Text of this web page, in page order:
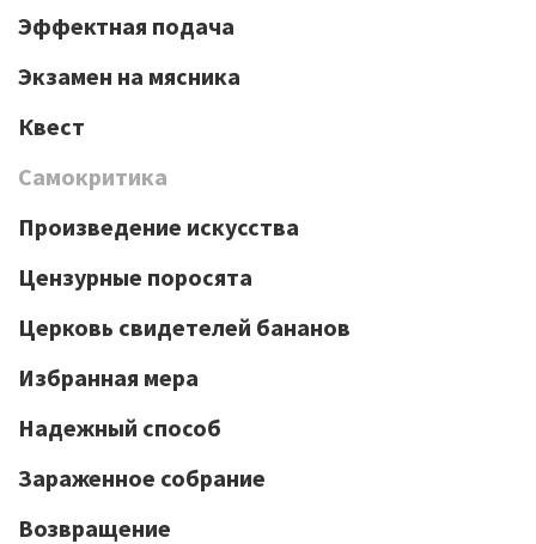
Эффектная подача
Экзамен на мясника
Квест
Самокритика
Произведение искусства
Цензурные поросята
Церковь свидетелей бананов
Избранная мера
Надежный способ
Зараженное собрание
Возвращение